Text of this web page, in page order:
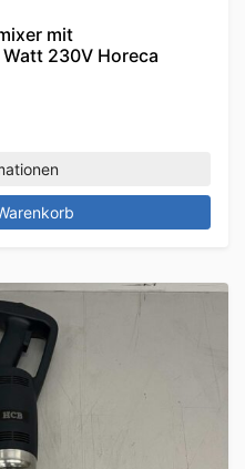
mit
230V Horeca